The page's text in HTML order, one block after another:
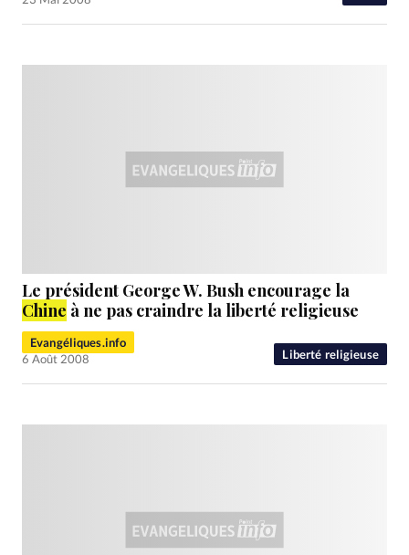
Liberté religieuse
Le président George W. Bush encourage la
Chine à ne pas craindre la liberté religieuse
Evangéliques.info
6 Août 2008